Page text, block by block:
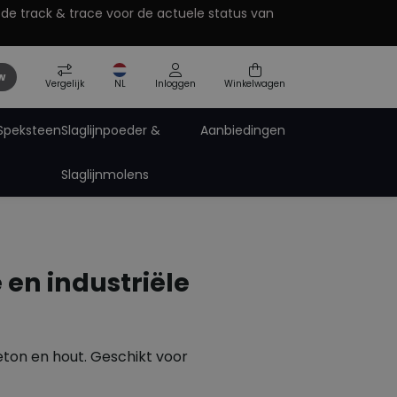
track & trace voor de actuele status van
Vergelijk NL Inloggen Winkelwagen
Pro-Paint zinkspray
Slaglijnpoeder &
Slaglijnmolens
Aanbiedingen
industriële
en hout. Geschikt voor